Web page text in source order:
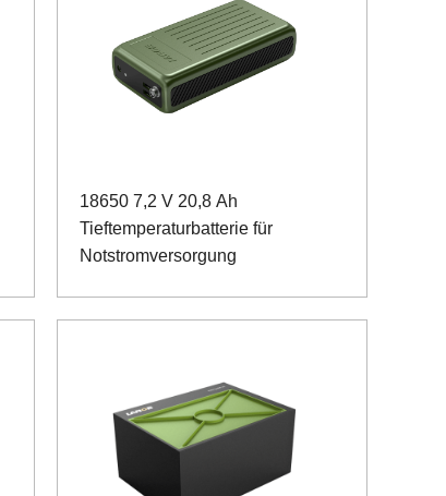
18650 7,2 V 20,8 Ah
Tieftemperaturbatterie für
Notstromversorgung